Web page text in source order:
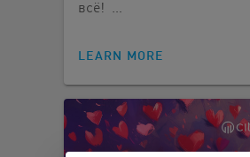
всё! …
LEARN MORE